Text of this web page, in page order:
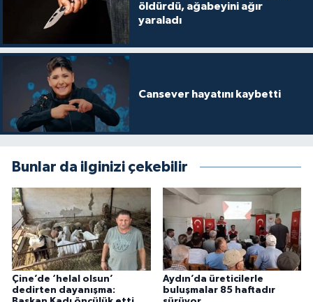
öldürdü, ağabeyini ağır
yaraladı
Cansever hayatını kaybetti
Bunlar da ilginizi çekebilir
Çine’de ‘helal olsun’
dedirten dayanışma:
Aydın’da üreticilerle
buluşmalar 85 haftadır